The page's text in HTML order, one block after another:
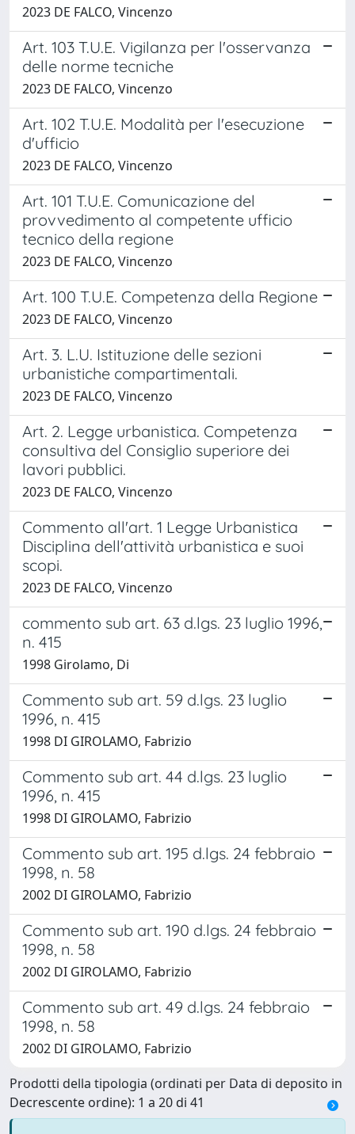
2023 DE FALCO, Vincenzo
Art. 103 T.U.E. Vigilanza per l'osservanza
delle norme tecniche
2023 DE FALCO, Vincenzo
Art. 102 T.U.E. Modalità per l'esecuzione
d'ufficio
2023 DE FALCO, Vincenzo
Art. 101 T.U.E. Comunicazione del
provvedimento al competente ufficio
tecnico della regione
2023 DE FALCO, Vincenzo
Art. 100 T.U.E. Competenza della Regione
2023 DE FALCO, Vincenzo
Art. 3. L.U. Istituzione delle sezioni
urbanistiche compartimentali.
2023 DE FALCO, Vincenzo
Art. 2. Legge urbanistica. Competenza
consultiva del Consiglio superiore dei
lavori pubblici.
2023 DE FALCO, Vincenzo
Commento all'art. 1 Legge Urbanistica
Disciplina dell'attività urbanistica e suoi
scopi.
2023 DE FALCO, Vincenzo
commento sub art. 63 d.lgs. 23 luglio 1996,
n. 415
1998 Girolamo, Di
Commento sub art. 59 d.lgs. 23 luglio
1996, n. 415
1998 DI GIROLAMO, Fabrizio
Commento sub art. 44 d.lgs. 23 luglio
1996, n. 415
1998 DI GIROLAMO, Fabrizio
Commento sub art. 195 d.lgs. 24 febbraio
1998, n. 58
2002 DI GIROLAMO, Fabrizio
Commento sub art. 190 d.lgs. 24 febbraio
1998, n. 58
2002 DI GIROLAMO, Fabrizio
Commento sub art. 49 d.lgs. 24 febbraio
1998, n. 58
2002 DI GIROLAMO, Fabrizio
Prodotti della tipologia (ordinati per Data di deposito in
Decrescente ordine): 1 a 20 di 41